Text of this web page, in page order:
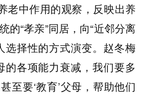
老中作用的观察，反映出养
的“孝亲”同居，向“近邻分离
选择性的方式演变。赵冬梅
的各项能力衰减，我们要多
至要‘教育’父母，帮助他们